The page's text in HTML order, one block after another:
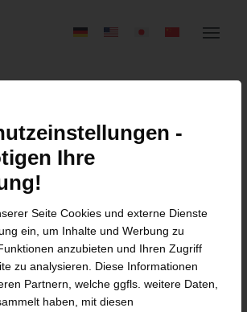
UTH GMBH –
FÜR
J. UTH ZUM 35-
UND EHRUNG
JUBILARE
-
Ihre
Seite Cookies und externe Dienste
ein, um Inhalte und Werbung zu
anzubieten und Ihren Zugriff
zu analysieren. Diese Informationen
Partnern, welche ggfls. weitere Daten,
haben, mit diesen